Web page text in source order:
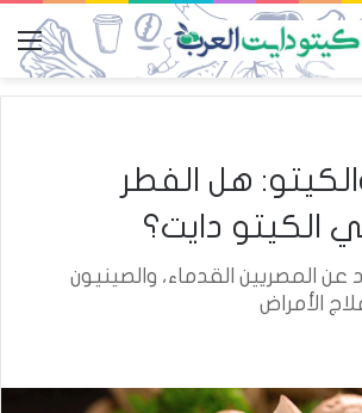
هل الفطر
دايت؟
عن المصريين القدماء، والصينيون
الأمراض